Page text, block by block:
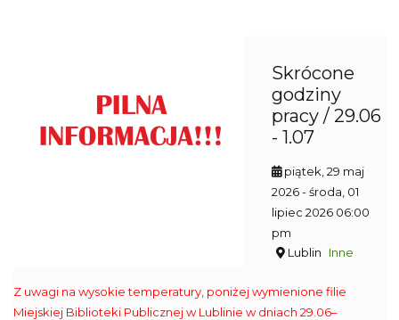
Skrócone
godziny
pracy / 29.06
- 1.07
piątek, 29 maj
2026- środa, 01
lipiec 2026 06:00
pm
Lublin
Inne
Z uwagi na wysokie temperatury, poniżej wymienione filie
Miejskiej Biblioteki Publicznej w Lublinie w dniach 29.06–